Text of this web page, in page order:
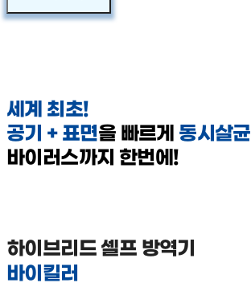
세계 최초!
공기 + 표면을 빠르게 동시살균
바이러스까지 한번에!
하이브리드 셀프 방역기
바이킬러